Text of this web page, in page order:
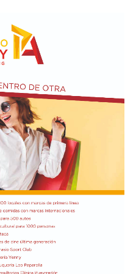
por Leo Poletto sobre el
de diálogos y
sonoros.
de agosto a las 18,
que incluirá obras
de medios
Tecnicatura Universitaria
de la Universidad Nacional
Visuales Martín A.
Experimentación y
Mar del Plata,
de Cine Comunitario
Taller de Cine
Taller de Cine